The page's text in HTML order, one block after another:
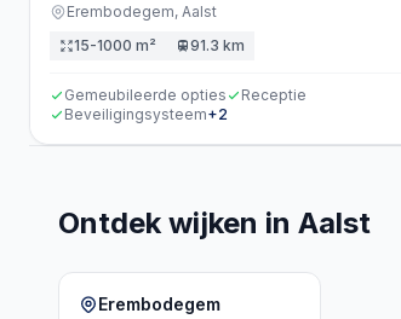
Erembodegem, Aalst
15-1000 m²
91.3 km
Gemeubileerde opties
Receptie
Beveiligingsysteem+2
Ontdek wijken in Aalst
Erembodegem